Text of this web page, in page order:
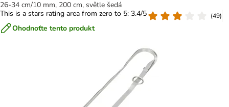
26-34 cm/10 mm, 200 cm, světle šedá
This is a stars rating area from zero to 5: 3.4/5
(49)
Ohodnoťte tento produkt